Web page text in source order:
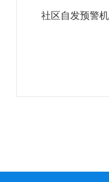
社区自发预警